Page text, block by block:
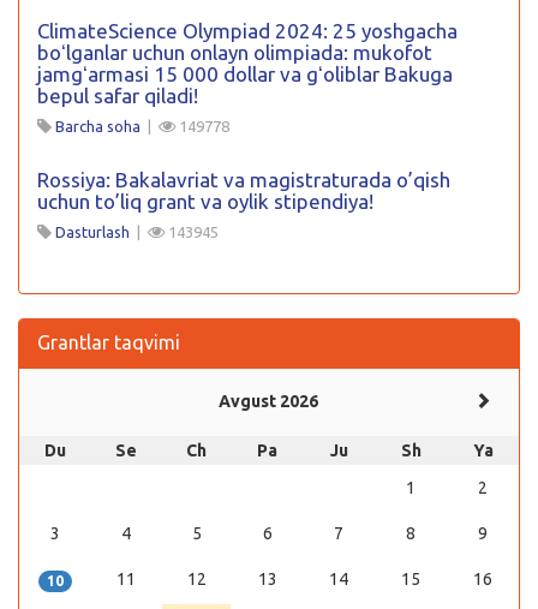
ClimateScience Olympiad 2024: 25 yoshgacha
boʻlganlar uchun onlayn olimpiada: mukofot
jamgʻarmasi 15 000 dollar va gʻoliblar Bakuga
bepul safar qiladi!
Barcha soha 149778
Rossiya: Bakalavriat va magistraturada o’qish
uchun to’liq grant va oylik stipendiya!
Dasturlash 143945
Grantlar taqvimi
Avgust 2026
Du Se Ch Pa Ju Sh
Ya
1
2
3 4 5 6 7 8 9
10 11 12 13 14 15 16